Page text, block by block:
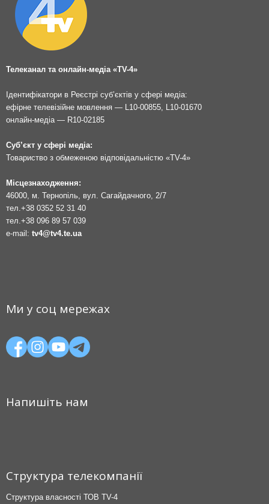
Телеканал та онлайн-медіа «TV-4»
Ідентифікатори в Реєстрі суб’єктів у сфері медіа:
ефірне телевізійне мовлення — L10-00855, L10-01670
онлайн-медіа — R10-02185
Суб’єкт у сфері медіа:
Товариство з обмеженою відповідальністю «TV-4»
Місцезнаходження:
46000, м. Тернопіль, вул. Сагайдачного, 2/7
тел. +38 0352 52 31 40
тел. +38 096 89 57 039
e-mail: tv4@tv4.te.ua
Ми у соц мережах
Напишіть нам
Структура телекомпанії
Структура власності ТОВ TV-4